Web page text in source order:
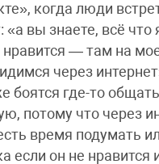
когда люди
«а вы знаете, всё
нравится — там на
через
боятся где-то
потому что через
время подумать
если он не нравится